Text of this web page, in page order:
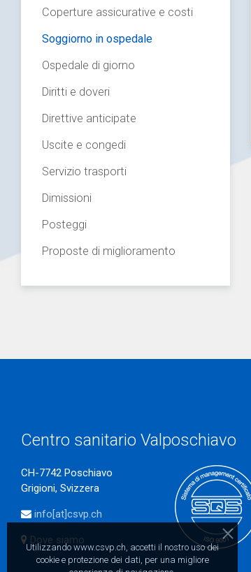
Coperture assicurative e costi
Soggiorno in ospedale
Ospedale di giorno
Diritti e doveri
Direttive anticipate
Uscite e congedi
Servizio trasporti
Dimissioni
Posteggi
Proposte di miglioramento
Centro sanitario Valposchiavo
CH-7742 Poschiavo
Grigioni, Svizzera
info[at]csvp.ch
Dove siamo
Utilizzando www.csvp.ch, accetti il nostro uso dei
cookie e protezione dei dati, per una migliore